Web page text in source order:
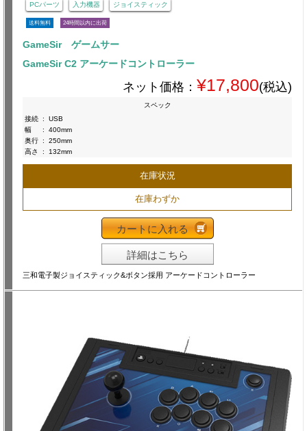
PCパーツ 入力機器 ジョイスティック
送料無料 24時間以内に出荷
GameSir ゲームサー
GameSir C2 アーケードコントローラー
ネット価格： ¥17,800(税込)
スペック
接続 :
USB
幅
:
400mm
奥行 :
250mm
高さ
: 132mm
在庫状況
在庫わずか
カートに入れる
詳細はこちら
三和電子製ジョイスティック&ボタン採用 アーケードコントローラー